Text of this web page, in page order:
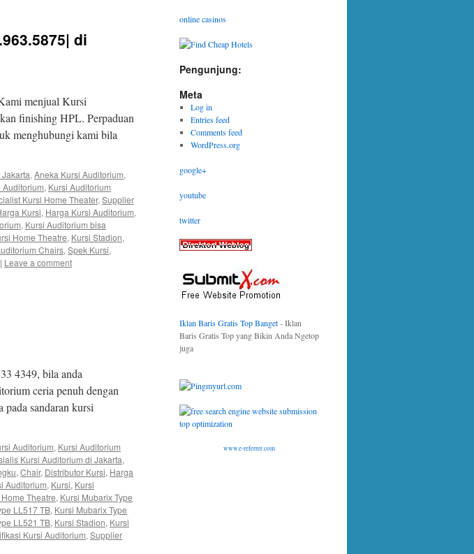
di
menjual Kursi
finishing HPL. Perpaduan
menghubungi kami bila
, Aneka Kursi Auditorium,
Auditorium, Kursi Auditorium
Kursi Home Theater, Supplier
Kursi, Harga Kursi Auditorium,
, Kursi Auditorium bisa
Home Theatre, Kursi Stadion,
Chairs, Spek Kursi,
| Leave a comment
4349, bila anda
ceria penuh dengan
sandaran kursi
Auditorium, Kursi Auditorium
Kursi Auditorium di Jakarta,
, Chair, Distributor Kursi, Harga
Auditorium, Kursi, Kursi
Theatre, Kursi Mubarix Type
LL517 TB, Kursi Mubarix Type
LL521 TB, Kursi Stadion, Kursi
Kursi Auditorium, Supplier
online casinos
Pengunjung:
Meta
Log in
Entries feed
Comments feed
WordPress.org
google+
youtube
twitter
Iklan Baris Gratis Top Banget- Iklan
Baris Gratis Top yang Bikin Anda Ngetop
juga
www.e-referrer.com